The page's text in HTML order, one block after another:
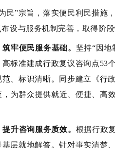
民”宗旨，落实便民利民措施
设与服务机制完善，取得阶
牢便民服务基础。 坚持“因地
标准建成行政复议咨询点53
、标识清晰。 同步建立《行
为群众提供就近、便捷、高
升咨询服务质效。 根据行政
基层就地解答。针对事实清楚